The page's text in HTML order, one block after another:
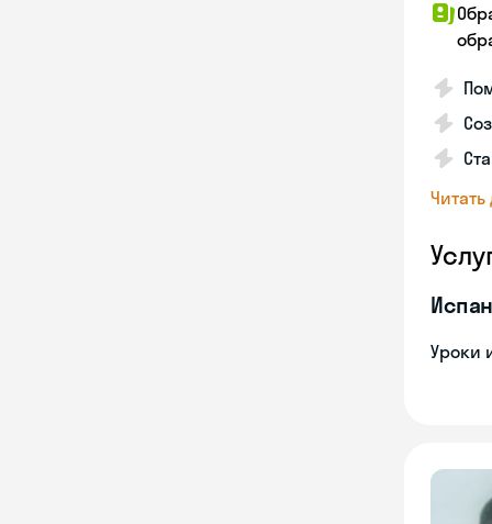
Уроки